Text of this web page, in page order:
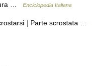
…
Enciclopedia Italiana
| Parte scrostata …